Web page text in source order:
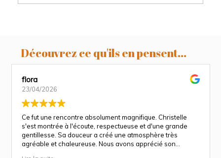
Découvrez ce qu'ils en pensent...
flora
23/04/2026
Ce fut une rencontre absolument magnifique. Christelle
s'est montrée à l'écoute, respectueuse et d'une grande
gentillesse. Sa douceur a créé une atmosphère très
agréable et chaleureuse. Nous avons apprécié son